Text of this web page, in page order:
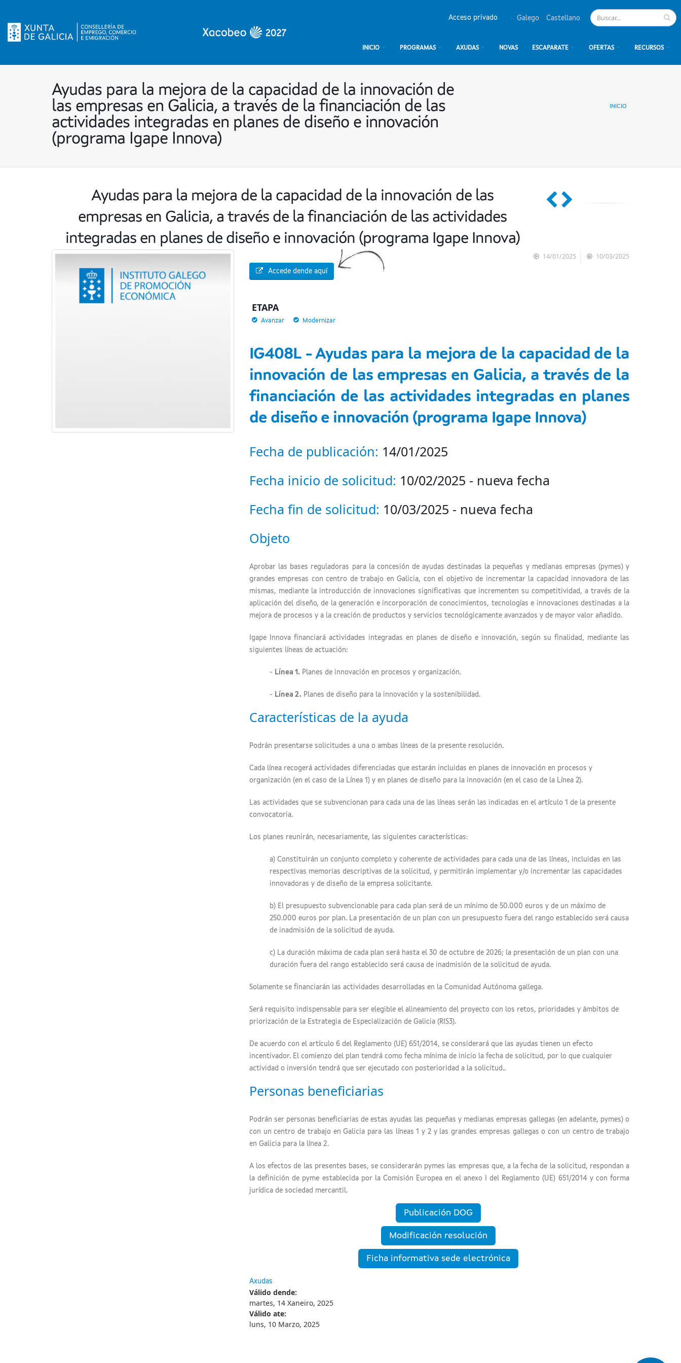
Galego Castellano
Acceso privado
INICIO PROGRAMAS AXUDAS NOVAS ESCAPARATE OFERTAS RECURSOS
Ayudas para la mejora de la capacidad de la innovación de
las empresas en Galicia, a través de la financiación de las
actividades integradas en planes de diseño e innovación
(programa Igape Innova)
INICIO
Ayudas para la mejora de la capacidad de la innovación de las
empresas en Galicia, a través de la financiación de las actividades
integradas en planes de diseño e innovación (programa Igape Innova)
14/01/2025 10/03/2025
Accede dende aquí
ETAPA
Avanzar Modernizar
IG408L - Ayudas para la mejora de la capacidad de la
innovación de las empresas en Galicia, a través de la
financiación de las actividades integradas en planes
de diseño e innovación (programa Igape Innova)
Fecha de publicación: 14/01/2025
Fecha inicio de solicitud: 10/02/2025 - nueva fecha
Fecha fin de solicitud: 10/03/2025 - nueva fecha
Objeto
Aprobar las bases reguladoras para la concesión de ayudas destinadas la pequeñas y medianas empresas (pymes) y
grandes empresas con centro de trabajo en Galicia, con el objetivo de incrementar la capacidad innovadora de las
mismas, mediante la introducción de innovaciones significativas que incrementen su competitividad, a través de la
aplicación del diseño, de la generación e incorporación de conocimientos, tecnologías e innovaciones destinadas a la
mejora de procesos y a la creación de productos y servicios tecnológicamente avanzados y de mayor valor añadido.
Igape Innova financiará actividades integradas en planes de diseño e innovación, según su finalidad, mediante las
siguientes líneas de actuación:
- Línea 1. Planes de innovación en procesos y organización.
- Línea 2. Planes de diseño para la innovación y la sostenibilidad.
Características de la ayuda
Podrán presentarse solicitudes a una o ambas líneas de la presente resolución.
Cada línea recogerá actividades diferenciadas que estarán incluidas en planes de innovación en procesos y
organización (en el caso de la Línea 1) y en planes de diseño para la innovación (en el caso de la Línea 2).
Las actividades que se subvencionan para cada una de las líneas serán las indicadas en el artículo 1 de la presente
convocatoria.
Los planes reunirán, necesariamente, las siguientes características:
a) Constituirán un conjunto completo y coherente de actividades para cada una de las líneas, incluidas en las
respectivas memorias descriptivas de la solicitud, y permitirán implementar y/o incrementar las capacidades
innovadoras y de diseño de la empresa solicitante.
b) El presupuesto subvencionable para cada plan será de un mínimo de 50.000 euros y de un máximo de
250.000 euros por plan. La presentación de un plan con un presupuesto fuera del rango establecido será causa
de inadmisión de la solicitud de ayuda.
c) La duración máxima de cada plan será hasta el 30 de octubre de 2026; la presentación de un plan con una
duración fuera del rango establecido será causa de inadmisión de la solicitud de ayuda.
Solamente se financiarán las actividades desarrolladas en la Comunidad Autónoma gallega.
Será requisito indispensable para ser elegible el alineamiento del proyecto con los retos, prioridades y ámbitos de
priorización de la Estrategia de Especialización de Galicia (RIS3).
De acuerdo con el artículo 6 del Reglamento (UE) 651/2014, se considerará que las ayudas tienen un efecto
incentivador. El comienzo del plan tendrá como fecha mínima de inicio la fecha de solicitud, por lo que cualquier
actividad o inversión tendrá que ser ejecutado con posterioridad a la solicitud..
Personas beneficiarias
Podrán ser personas beneficiarias de estas ayudas las pequeñas y medianas empresas gallegas (en adelante, pymes) o
con un centro de trabajo en Galicia para las líneas 1 y 2 y las grandes empresas gallegas o con un centro de trabajo
en Galicia para la línea 2.
A los efectos de las presentes bases, se considerarán pymes las empresas que, a la fecha de la solicitud, respondan a
la definición de pyme establecida por la Comisión Europea en el anexo I del Reglamento (UE) 651/2014 y con forma
jurídica de sociedad mercantil.
Publicación DOG
Modificación resolución
Ficha informativa sede electrónica
Axudas
Válido dende:
martes, 14 Xaneiro, 2025
Válido ate:
luns, 10 Marzo, 2025